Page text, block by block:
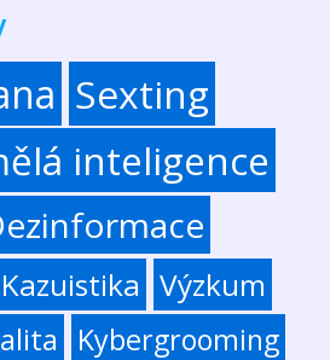
Sexting
inteligence
Kazuistika Výzkum
Kybergrooming